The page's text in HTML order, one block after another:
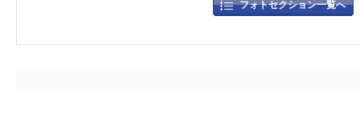
フォトセクション一覧へ